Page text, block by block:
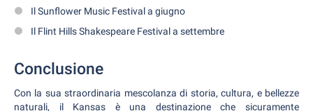
Il Sunflower Music Festival a giugno
Il Flint Hills Shakespeare Festival a settembre
Conclusione
Con la sua straordinaria mescolanza di storia, cultura, e bellezze
naturali, il Kansas è una destinazione che sicuramente